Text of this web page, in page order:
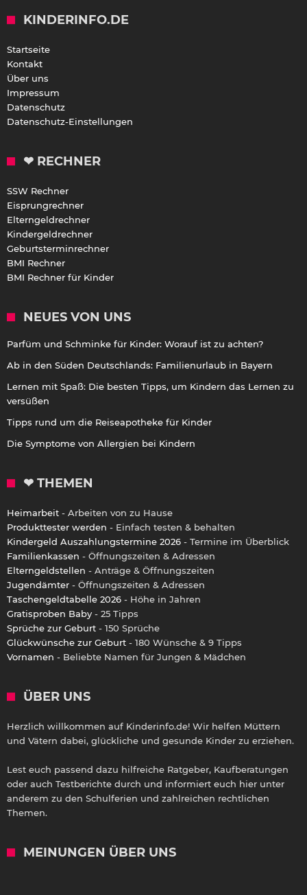
KINDERINFO.DE
Startseite
Kontakt
Über uns
Impressum
Datenschutz
Datenschutz-Einstellungen
❤ RECHNER
SSW Rechner
Eisprungrechner
Elterngeldrechner
Kindergeldrechner
Geburtsterminrechner
BMI Rechner
BMI Rechner für Kinder
NEUES VON UNS
Parfüm und Schminke für Kinder: Worauf ist zu achten?
Ab in den Süden Deutschlands: Familienurlaub in Bayern
Lernen mit Spaß: Die besten Tipps, um Kindern das Lernen zu
versüßen
Tipps rund um die Reiseapotheke für Kinder
Die Symptome von Allergien bei Kindern
❤ THEMEN
Heimarbeit - Arbeiten von zu Hause
Produkttester werden - Einfach testen & behalten
Kindergeld Auszahlungstermine 2026 - Termine im Überblick
Familienkassen - Öffnungszeiten & Adressen
Elterngeldstellen - Anträge & Öffnungszeiten
Jugendämter - Öffnungszeiten & Adressen
Taschengeldtabelle 2026 - Höhe in Jahren
Gratisproben Baby - 25 Tipps
Sprüche zur Geburt - 150 Sprüche
Glückwünsche zur Geburt - 180 Wünsche & 9 Tipps
Vornamen - Beliebte Namen für Jungen & Mädchen
ÜBER UNS
Herzlich willkommen auf Kinderinfo.de! Wir helfen Müttern
und Vätern dabei, glückliche und gesunde Kinder zu erziehen.
Lest euch passend dazu hilfreiche Ratgeber, Kaufberatungen
oder auch Testberichte durch und informiert euch hier unter
anderem zu den Schulferien und zahlreichen rechtlichen
Themen.
MEINUNGEN ÜBER UNS